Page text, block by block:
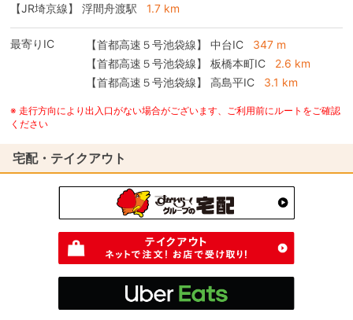
【JR埼京線】 浮間舟渡駅
1.7 km
最寄りIC 【首都高速５号池袋線】 中台IC
347 m
【首都高速５号池袋線】
板橋本町IC
2.6 km
【首都高速５号池袋線】
高島平IC 3.1 km
※ 走行方向により出入口がない場合がございます、ご利用前にルートをご確認
ください
宅配・テイクアウト